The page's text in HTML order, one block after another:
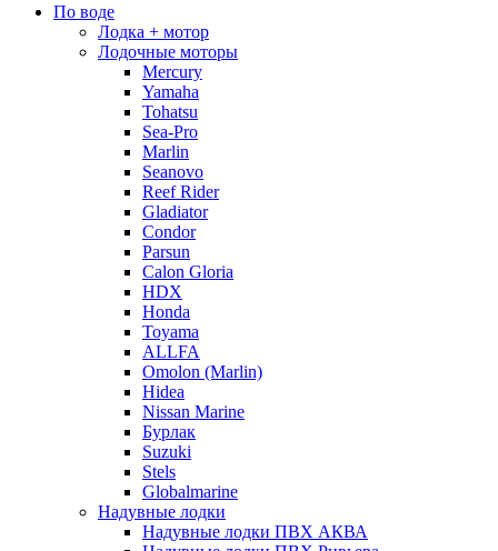
По воде
Лодка + мотор
Лодочные моторы
Mercury
Yamaha
Tohatsu
Sea-Pro
Marlin
Seanovo
Reef Rider
Gladiator
Condor
Parsun
Calon Gloria
HDX
Honda
Toyama
ALLFA
Omolon (Marlin)
Hidea
Nissan Marine
Бурлак
Suzuki
Stels
Globalmarine
Надувные лодки
Надувные лодки ПВХ АКВА